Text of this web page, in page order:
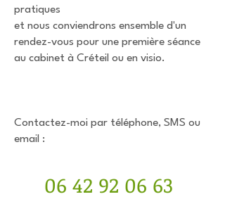
pratiques
​et nous conviendrons ensemble d'un
rendez-vous pour une première séance
au cabinet à Créteil ou en visio.
Contactez-moi par téléphone, SMS ou
email :
06 42 92 06 63